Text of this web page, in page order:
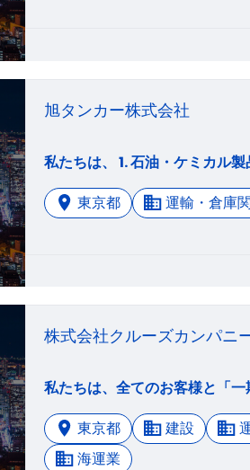
旭タンカー株式会社
東京都
運輸・倉庫
株式会社クルーズカンパニ
東京都
建設
海運業